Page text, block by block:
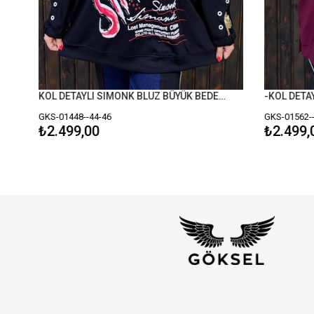
KOL DETAYLI SIMONK BLUZ BÜYÜK BEDEN SİYAH
GKS-01448--44-46
₺2.499,00
-KOL
GKS-01562--